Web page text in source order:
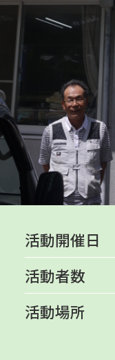
活動開催日
活動者数
活動場所